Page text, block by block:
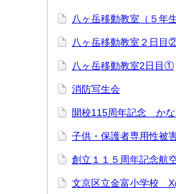
八ヶ岳移動教室（５年
八ヶ岳移動教室２日目
八ヶ岳移動教室2日目①
消防写生会
開校115周年記念 かな
子供・保護者専用性被
創立１１５周年記念航
文京区立金富小学校